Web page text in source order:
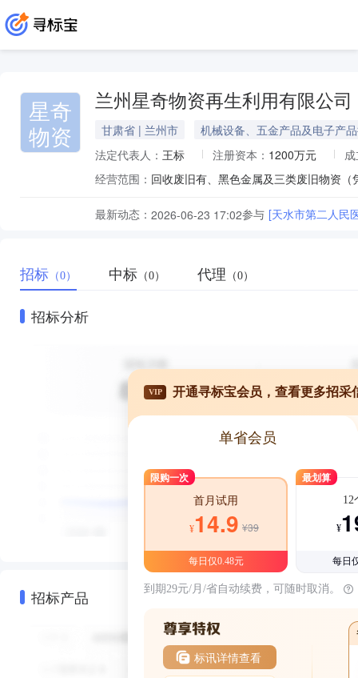
星奇
物资
兰州星奇物资再生利用有限公司
甘肃省 | 兰州市
机械设备、五金产品及电子产
法定代表人： 王标 注册资本： 1200万元
经营范围：
最新动态： 2026-06-23 17:02参与 [天水市第二人民
招标 （0） 中标 （0） 代理 （0）
招标分析
招标产品
VIP 开通寻标宝会员，查看更多招采
单省会员
限购一次
首月试用
¥14.9 ¥39
每日仅0.48元
最划算
12
¥
每日
到期29元/月/省自动续费，可随时取消。
标讯详情查看